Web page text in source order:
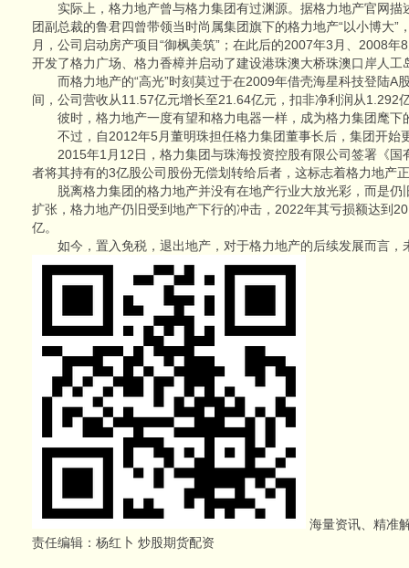
实际上，格力地产曾与格力集团有过渊源。据格力地产官网描
团副总裁的鲁君四曾带领当时尚属集团旗下的格力地产“以小博大”
月，公司启动房产项目“御枫美筑”；在此后的2007年3月、2008
开发了格力广场、格力香樟并启动了建设港珠澳大桥珠澳口岸人工
而格力地产的“高光”时刻莫过于在2009年借壳海星科技登陆A
间，公司营收从11.57亿元增长至21.64亿元，扣非净利润从1.292
彼时，格力地产一度有望和格力电器一样，成为格力集团麾下
不过，自2012年5月董明珠担任格力集团董事长后，集团开始
2015年1月12日，格力集团与珠海投资控股有限公司签署《国
者将其持有的3亿股公司股份无偿划转给后者，这标志着格力地产
脱离格力集团的格力地产并没有在地产行业大放光彩，而是仍
扩张，格力地产仍旧受到地产下行的冲击，2022年其亏损额达到
亿。
如今，置入免税，退出地产，对于格力地产的后续发展而言，
海量资讯、精准
责任编辑：杨红卜 炒股期货配资